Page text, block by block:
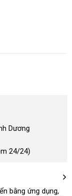
Dương
24/24)
bằng ứng dụngHàn
,